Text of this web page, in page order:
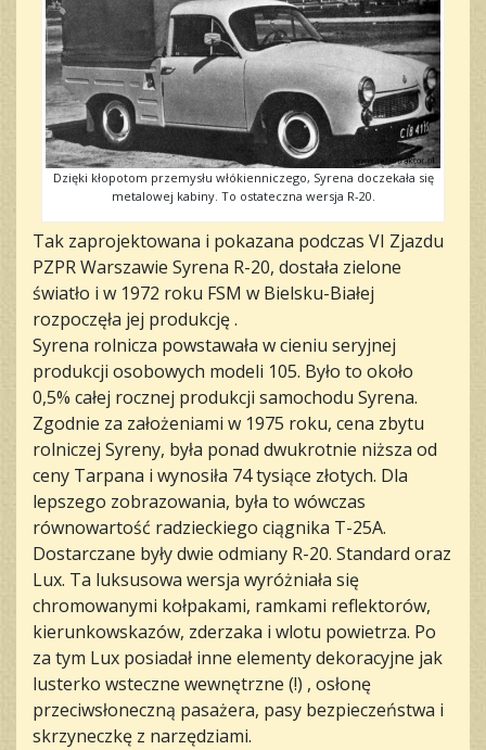
Dzięki kłopotom przemysłu włókienniczego, Syrena doczekała się
metalowej kabiny. To ostateczna wersja R-20.
Tak zaprojektowana i pokazana podczas VI Zjazdu
PZPR Warszawie Syrena R-20, dostała zielone
światło i w 1972 roku FSM w Bielsku-Białej
rozpoczęła jej produkcję .
Syrena rolnicza powstawała w cieniu seryjnej
produkcji osobowych modeli 105. Było to około
0,5% całej rocznej produkcji samochodu Syrena.
Zgodnie za założeniami w 1975 roku, cena zbytu
rolniczej Syreny, była ponad dwukrotnie niższa od
ceny Tarpana i wynosiła 74 tysiące złotych. Dla
lepszego zobrazowania, była to wówczas
równowartość radzieckiego ciągnika T-25A.
Dostarczane były dwie odmiany R-20. Standard oraz
Lux. Ta luksusowa wersja wyróżniała się
chromowanymi kołpakami, ramkami reflektorów,
kierunkowskazów, zderzaka i wlotu powietrza. Po
za tym Lux posiadał inne elementy dekoracyjne jak
lusterko wsteczne wewnętrzne (!) , osłonę
przeciwsłoneczną pasażera, pasy bezpieczeństwa i
skrzyneczkę z narzędziami.